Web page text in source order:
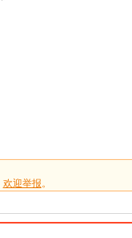
欢迎举报 。